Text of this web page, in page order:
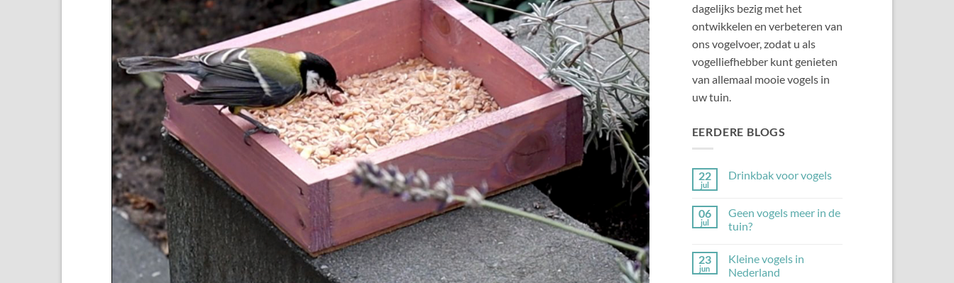
dagelijks bezig met het
ontwikkelen en verbeteren van
ons vogelvoer, zodat u als
vogelliefhebber kunt genieten
van allemaal mooie vogels in
uw tuin.
EERDERE BLOGS
22
jul
Drinkbak voor vogels
op
Drinkbak
voor
06
jul
Geen vogels meer in de
tuin?
op
Geen
vogels
23
jun
Kleine vogels in
Nederland